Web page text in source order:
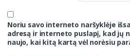
Noriu savo interneto naršyklėje
adresą ir interneto puslapį, kad jų
naujo, kai kitą kartą vėl norėsiu